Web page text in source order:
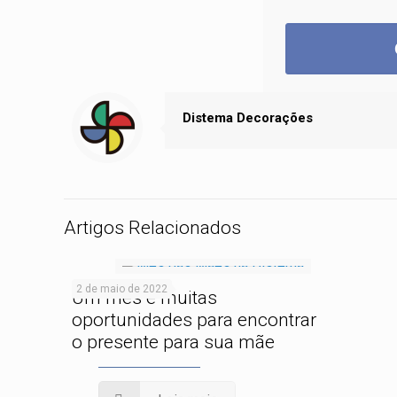
Distema Decorações
Artigos Relacionados
2 de maio de 2022
Um mês e muitas
oportunidades para encontrar
o presente para sua mãe